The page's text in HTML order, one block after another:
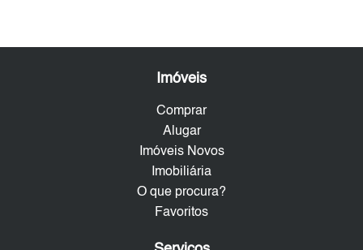
Imóveis
Comprar
Alugar
Imóveis Novos
Imobiliária
O que procura?
Favoritos